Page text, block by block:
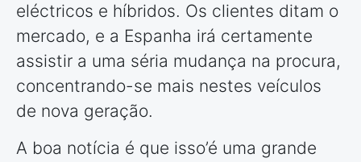
eléctricos e híbridos. Os clientes ditam o
mercado, e a Espanha irá certamente
assistir a uma séria mudança na procura,
concentrando-se mais nestes veículos
de nova geração.
A boa notícia é que isso’é uma grande